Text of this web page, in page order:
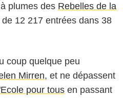
plumes des Rebelles de la
12 217 entrées dans 38
coup quelque peu
Mirren, et ne dépassent
pour tous en passant